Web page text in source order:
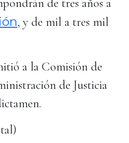
de tres años a
, y de mil a tres mil
a la Comisión de
de Justicia